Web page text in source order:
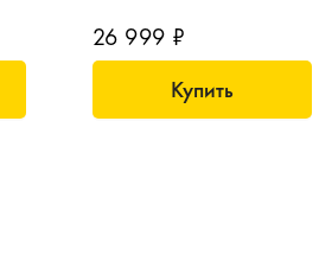
26 999 ₽
Купить